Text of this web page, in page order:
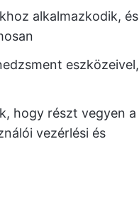
alkalmazkodik, és
eszközeivel,
hogy részt vegyen a
vezérlési és